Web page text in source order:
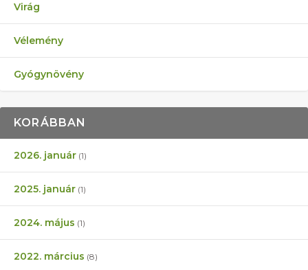
Virág
Vélemény
Gyógynövény
KORÁBBAN
2026. január (1)
2025. január (1)
2024. május (1)
2022. március (8)